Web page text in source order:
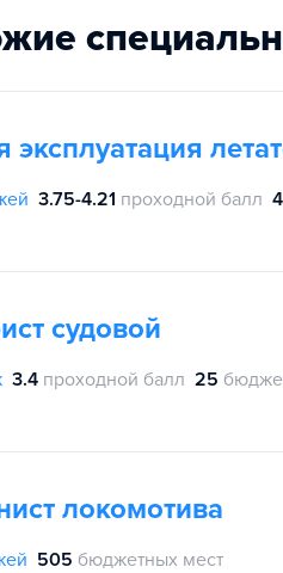
эксплуатация
3.75-4.21 проходной балл
судовой
3.4 проходной балл 25
локомотива
505 бюджетных мест